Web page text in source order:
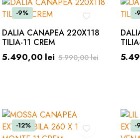
-9%
DALIA CANAPEA 220X118
TILIA-11 CREM
5.990,00lei
5.490,00 lei
-
-12% -